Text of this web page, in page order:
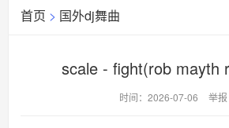
首页 > 国外dj舞曲
scale - fight(rob mayth
时间：2026-07-06 举报